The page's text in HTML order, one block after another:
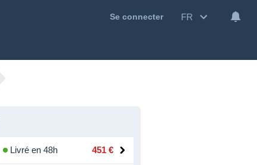
Se connecter FR
Livré en 48h 451 €